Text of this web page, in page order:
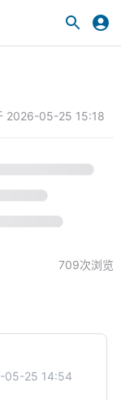
2026-05-25 15:18
709次浏览
05-25 14:54